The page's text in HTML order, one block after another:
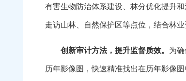
有害生物防治体系建设、林分优化提升
走访山林、自然保护区等点位，结合林
创新审计方法，提升监督质效。 为
历年影像图，快速精准找出在历年影像